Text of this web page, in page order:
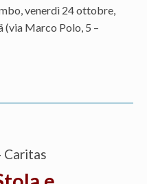
venerdì 24 ottobre,
(via Marco Polo, 5 –
Caritas